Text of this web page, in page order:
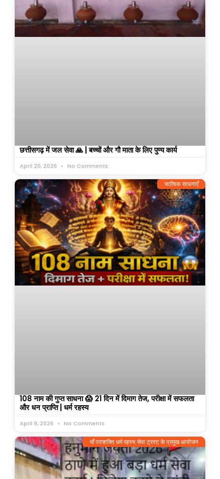
छत्तीसगढ़ में जल सेवा 🙏 | बच्चों और गौ माता के लिए पुण्य कार्य
April 20, 2026 No Comments
सात्विक साधनाएँ
108 नाम की गुप्त साधना 😱 21 दिन में दिमाग तेज, परीक्षा में सफलता
और धन प्राप्ति | धर्म रहस्य
April 9, 2026 No Comments
माँ पराशक्ति धर्म रहस्य सेवा ट्रस्ट के प्रमुख आयोजन